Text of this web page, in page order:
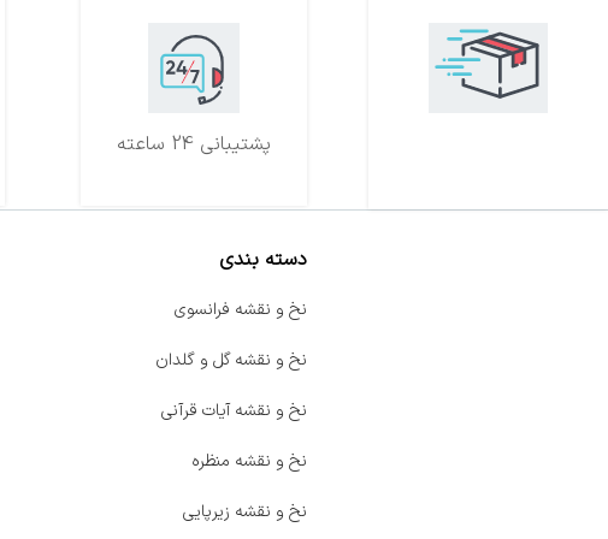
پشتیبانی 24 ساعته
دسته بندی
نخ و نقشه فرانسوی
نخ و نقشه گل و گلدان
نخ و نقشه آیات قرآنی
نخ و نقشه منظره
نخ و نقشه زیرپایی